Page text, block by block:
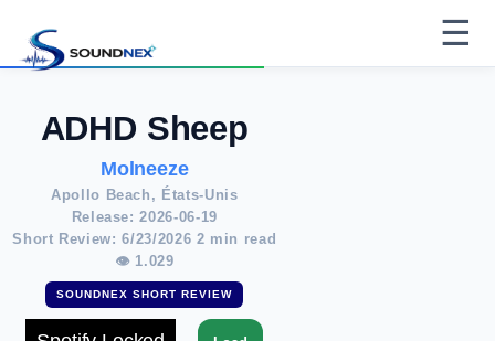
☰
ADHD Sheep
Molneeze
Apollo Beach, États-Unis
Release: 2026-06-19
Short Review: 6/23/2026 2 min read
👁 1.029
SOUNDNEX SHORT REVIEW